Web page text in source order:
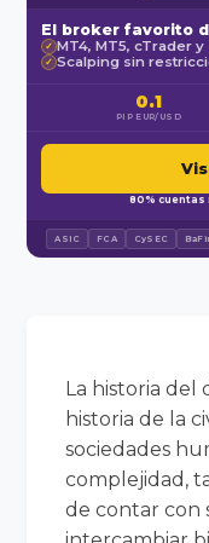
El broker favorito
✓ MT4, MT5, cTrader
✓ Scalping sin
0.1
PIP EUR/USD
80% cuentas
ASIC FCA CySEC
La historia del
historia de la
sociedades
complejidad,
de contar con